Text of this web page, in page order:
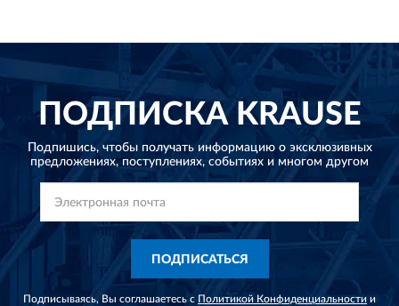
ПОДПИСКАKRAUSE
Подпишись, чтобы получать информацию о эксклюзивных
предложениях, поступлениях, событиях и многом другом
ПОДПИСАТЬСЯ
Подписываясь, Вы соглашаетесь с Политикой Конфиденциальности и